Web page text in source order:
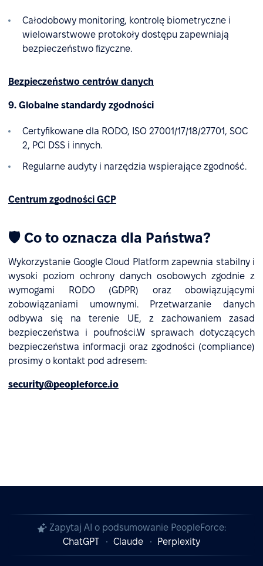
Całodobowy monitoring, kontrolę biometryczne i
wielowarstwowe protokoły dostępu zapewniają
bezpieczeństwo fizyczne.
Bezpieczeństwo centrów danych
9. Globalne standardy zgodności
Certyfikowane dla RODO, ISO 27001/17/18/27701, SOC
2, PCI DSS i innych.
Regularne audyty i narzędzia wspierające zgodność.
Centrum zgodności GCP
🛡 Co to oznacza dla Państwa?
Wykorzystanie Google Cloud Platform zapewnia stabilny i
wysoki poziom ochrony danych osobowych zgodnie z
wymogami RODO (GDPR) oraz obowiązującymi
zobowiązaniami umownymi. Przetwarzanie danych
odbywa się na terenie UE, z zachowaniem zasad
bezpieczeństwa i poufności.W sprawach dotyczących
bezpieczeństwa informacji oraz zgodności (compliance)
prosimy o kontakt pod adresem:
security@peopleforce.io
Zapytaj AI o podsumowanie PeopleForce:
ChatGPT
Claude Perplexity